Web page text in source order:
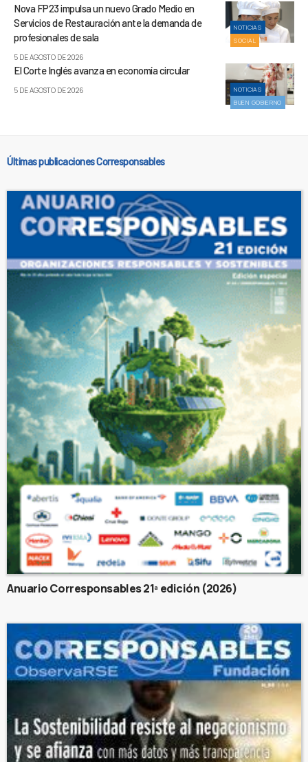
NOTICIAS
SOCIAL
Nova FP23 impulsa un nuevo Grado Medio en
Servicios de Restauración ante la demanda de
profesionales de sala
5 DE AGOSTO DE 2026
NOTICIAS
BUEN GOBIERNO
El Corte Inglés avanza en economía circular
5 DE AGOSTO DE 2026
Últimas publicaciones Corresponsables
Anuario Corresponsables 21ª edición (2026)